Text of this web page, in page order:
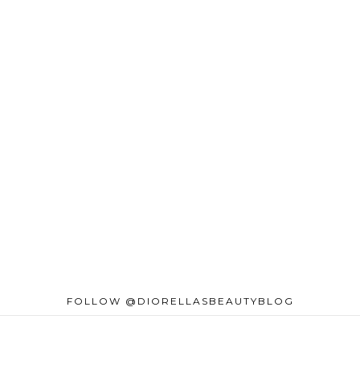
FOLLOW @DIORELLASBEAUTYBLOG